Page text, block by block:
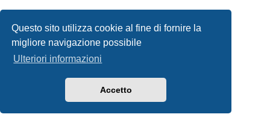
Questo sito utilizza cookie al fine di fornire la
migliore navigazione possibile
Ulteriori informazioni
Accetto